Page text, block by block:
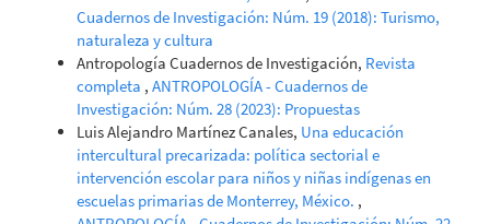
Cuadernos de Investigación: Núm. 19 (2018): Turismo,
naturaleza y cultura
Antropología Cuadernos de Investigación, Revista
completa , ANTROPOLOGÍA - Cuadernos de
Investigación: Núm. 28 (2023): Propuestas
Luis Alejandro Martínez Canales, Una educación
intercultural precarizada: política sectorial e
intervención escolar para niños y niñas indígenas en
escuelas primarias de Monterrey, México. ,